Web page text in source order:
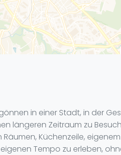
in einer Stadt, in der
längeren Zeitraum zu
Küchenzeile,
Tempo zu erleben,